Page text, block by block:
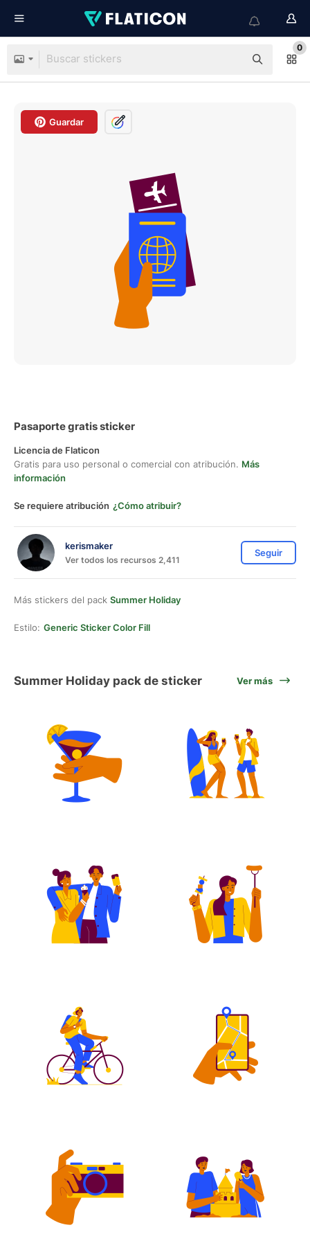
0
Guardar
Pasaporte gratis sticker
Licencia de Flaticon
Gratis para uso personal o comercial con atribución. Más
información
Se requiere atribución ¿Cómo atribuir?
kerismaker
Ver todos los recursos 2,411
Seguir
Más stickers del pack Summer Holiday
Estilo: Generic Sticker Color Fill
Summer Holiday pack de sticker Ver más